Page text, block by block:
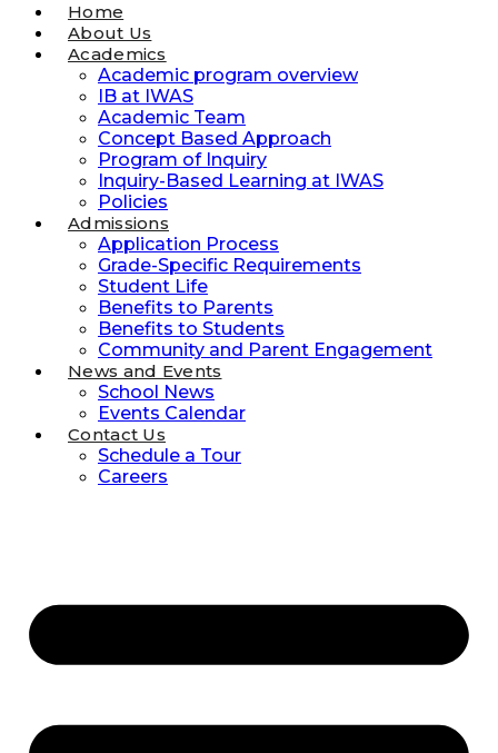
Home
About Us
Academics
Academic program overview
IB at IWAS
Academic Team
Concept Based Approach
Program of Inquiry
Inquiry-Based Learning at IWAS
Policies
Admissions
Application Process
Grade-Specific Requirements
Student Life
Benefits to Parents
Benefits to Students
Community and Parent Engagement
News and Events
School News
Events Calendar
Contact Us
Schedule a Tour
Careers